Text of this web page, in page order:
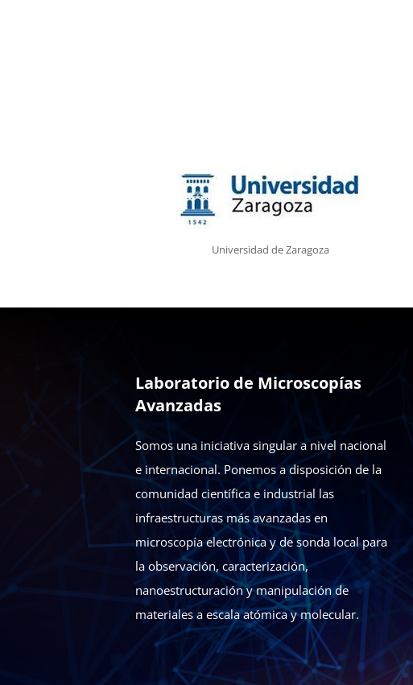
Universidad de Zaragoza
Laboratorio de Microscopías
Avanzadas
Somos una iniciativa singular a nivel nacional
e internacional. Ponemos a disposición de la
comunidad científica e industrial las
infraestructuras más avanzadas en
microscopía electrónica y de sonda local para
la observación, caracterización,
nanoestructuración y manipulación de
materiales a escala atómica y molecular.